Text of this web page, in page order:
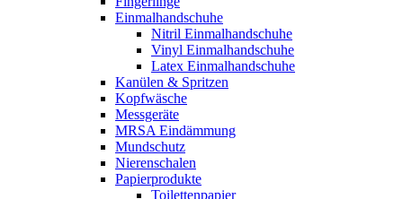
Einmalhandschuhe
Nitril Einmalhandschuhe
Vinyl Einmalhandschuhe
Latex Einmalhandschuhe
Kanülen & Spritzen
Kopfwäsche
Messgeräte
MRSA Eindämmung
Mundschutz
Nierenschalen
Papierprodukte
Toilettenpapier